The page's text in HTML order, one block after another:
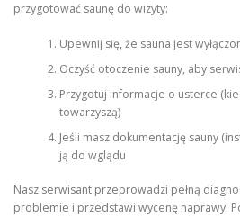
przygotować saunę do wizyty:
Upewnij się, że sauna jest
Oczyść otoczenie sauny, aby
Przygotuj informacje o usterce
towarzyszą)
Jeśli masz dokumentację sauny
ją do wglądu
Nasz serwisant przeprowadzi pełną
problemie i przedstawi wycenę naprawy.